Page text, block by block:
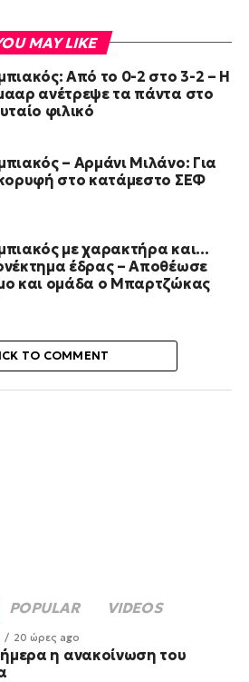
MAY LIKE
Από το 0-2 στο 3-2 – Η
ανέτρεψε τα πάντα στο
φιλικό
– Αρμάνι Μιλάνο: Για
στο κατάμεστο ΣΕΦ
με χαρακτήρα και…
έδρας – Αποθέωσε
και ομάδα ο Μπαρτζώκας
TO COMMENT
POPULAR VIDEOS
20 ώρες ago
η ανακοίνωση του